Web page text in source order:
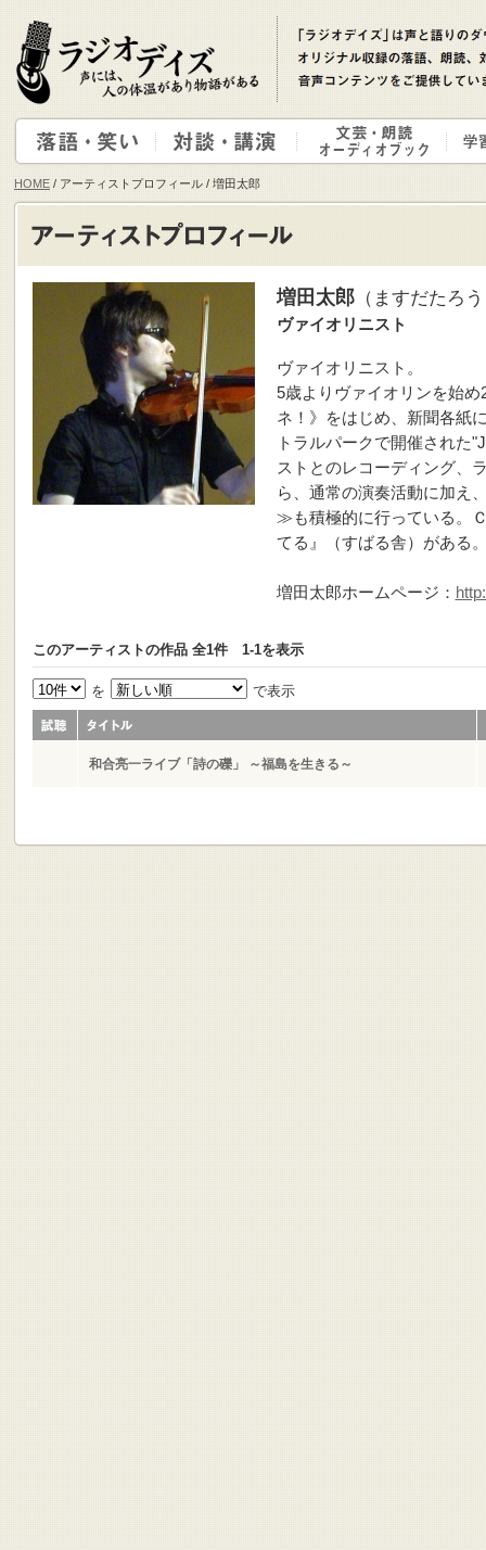
HOME / アーティストプロフィール / 増田太郎
増田太郎（ますだたろ
ヴァイオリニスト
ヴァイオリニスト。
5歳よりヴァイオリンを始
ネ！》をはじめ、新聞各紙
トラルパークで開催された
ストとのレコーディング、
ら、通常の演奏活動に加え
≫も積極的に行っている。
てる』（すばる舎）がある
増田太郎ホームページ：
このアーティストの作品 全1件 1-1を表示
を で表示
和合亮一ライブ「詩の礫」 ～福島を生きる～